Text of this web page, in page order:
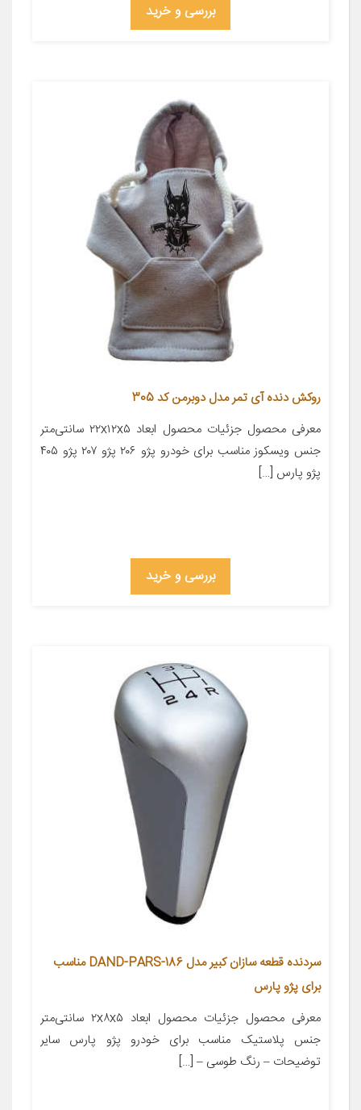
بررسی و خرید
روکش دنده آی تمر مدل دوبرمن کد 305
معرفی محصول جزئیات محصول ابعاد ۲۲x۱۲x۵ سانتی‌متر
جنس ویسکوز مناسب برای خودرو پژو ۲۰۶ پژو ۲۰۷ پژو ۴۰۵
پژو پارس […]
بررسی و خرید
سردنده قطعه سازان کبیر مدل DAND-PARS-186 مناسب
برای پژو پارس
معرفی محصول جزئیات محصول ابعاد ۲x۸x۵ سانتی‌متر
جنس پلاستیک مناسب برای خودرو پژو پارس سایر
توضیحات – رنگ طوسی – […]